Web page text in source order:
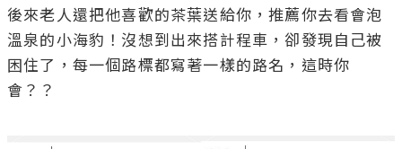
後來老人還把他喜歡的茶葉送給你，推薦你去看會泡
溫泉的小海豹！沒想到出來搭計程車，卻發現自己被
困住了，每一個路標都寫著一樣的路名，這時你
會？？